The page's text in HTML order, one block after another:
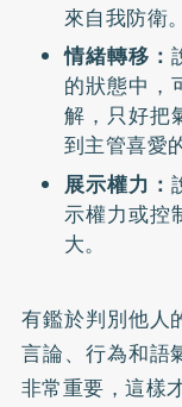
來自我防衛。
情緒轉移：
的狀態中，
解，只好把
到主管喜愛
展示權力：
示權力或控
大。
有鑑於判別他人
言論、行為和語
非常重要，這樣